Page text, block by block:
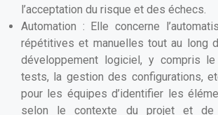
l’acceptation du risque et des échecs.
Automation : Elle concerne
répétitives et manuelles tout au long
développement logiciel, y compris
tests, la gestion des configurations,
pour les équipes d’identifier les
selon le contexte du projet et